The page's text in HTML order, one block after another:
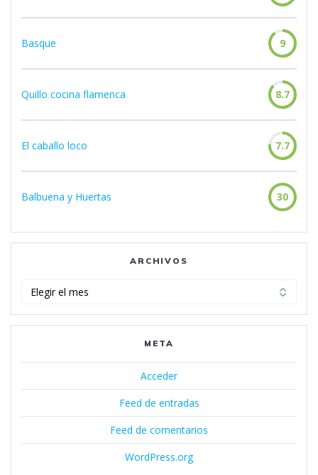
Basque 9
Quillo cocina flamenca 8.7
El caballo loco 7.7
Balbuena y Huertas 30
ARCHIVOS
META
Acceder
Feed de entradas
Feed de comentarios
WordPress.org